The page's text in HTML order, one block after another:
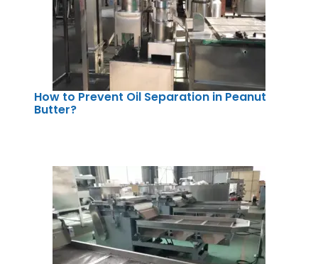
How to Prevent Oil Separation in Peanut
Butter?